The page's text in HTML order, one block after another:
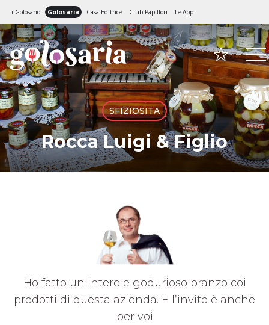
ilGolosario Golosaria Casa Editrice Club Papillon Le App
SFIZIOSITA
Rocca Luigi & Figlio
Ho fatto un intero e godurioso pranzo coi
prodotti di questa azienda. E l’invito è anche
per voi